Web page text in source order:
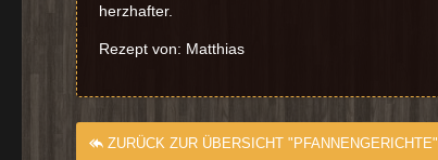
herzhafter.
Rezept von: Matthias
ZURÜCK ZUR ÜBERSICHT "PFANNENGERICHTE"